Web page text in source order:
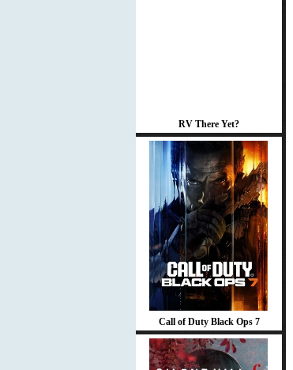
RV There Yet?
Call of Duty Black Ops 7